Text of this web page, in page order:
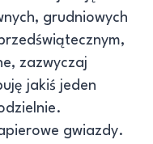
grudniowych
zazwyczaj
jakiś jeden
gwiazdy.